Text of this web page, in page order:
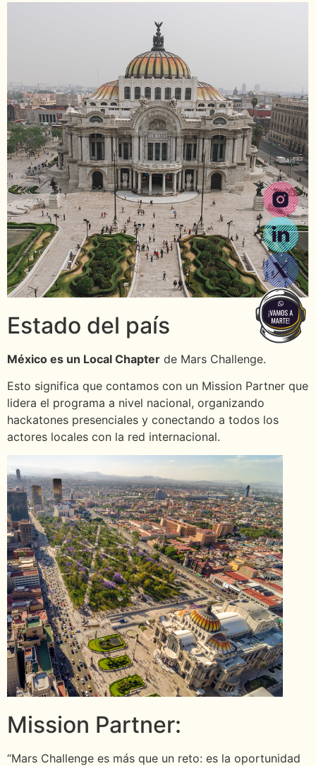
Estado del país
México es un Local Chapter de Mars Challenge.
Esto significa que contamos con un Mission Partner que
lidera el programa a nivel nacional, organizando
hackatones presenciales y conectando a todos los
actores locales con la red internacional.
Mission Partner:
“Mars Challenge es más que un reto: es la oportunidad